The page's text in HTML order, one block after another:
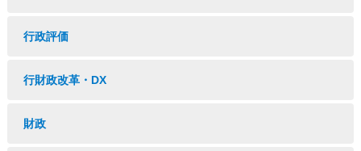
行政評価
行財政改革・DX
財政